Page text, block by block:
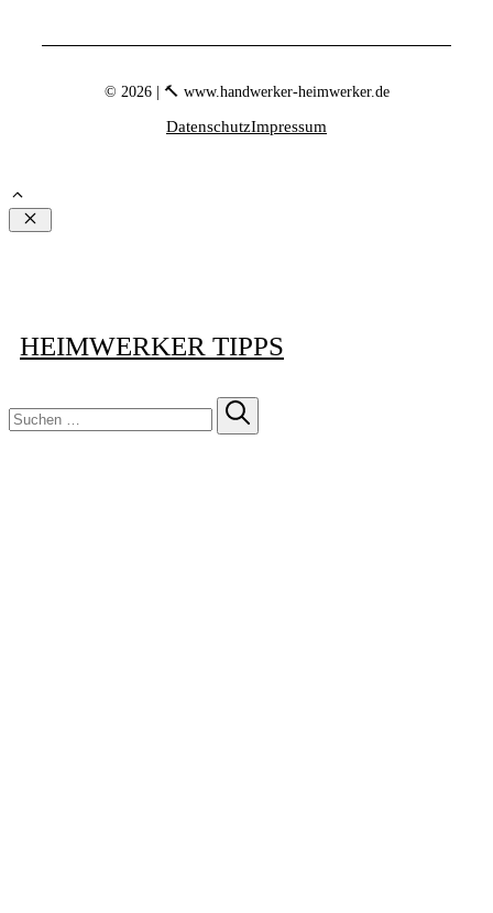
© 2026 | 🔨 www.handwerker-heimwerker.de
DatenschutzImpressum
Schließen
HEIMWERKER TIPPS
Suchen
nach: